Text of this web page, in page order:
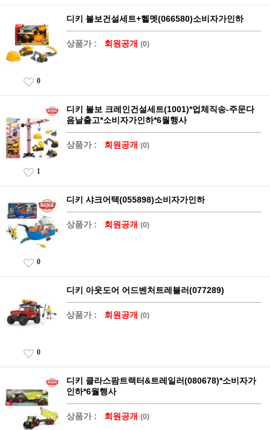
디키 볼보건설세트+헬멧(066580)소비자가인하
상품가 : 회원공개 (0)
0
디키 볼보 크레인건설세트(1001)*업체직송-주문다
음날출고*소비자가인하*6월행사
상품가 : 회원공개 (0)
1
디키 샤크어택(055898)소비자가인하
상품가 : 회원공개 (0)
0
디키 아웃도어 어드벤처트레블러(077289)
상품가 : 회원공개 (0)
0
디키 클라스팜트랙터&트레일러(080678)*소비자가
인하*6월행사
상품가 : 회원공개 (0)